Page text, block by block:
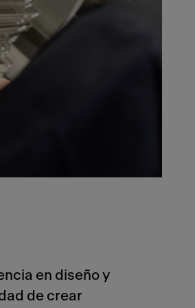
en diseño y
de crear